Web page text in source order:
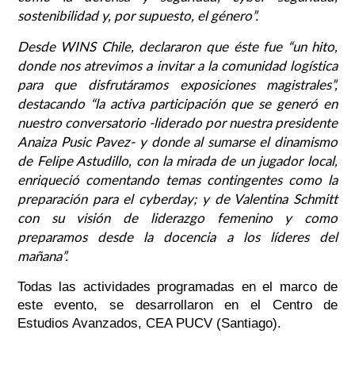
sostenibilidad y, por supuesto, el género”.
Desde WINS Chile, declararon que éste fue “un hito,
donde nos atrevimos a invitar a la comunidad logística
para que disfrutáramos exposiciones magistrales”,
destacando “la activa participación que se generó en
nuestro conversatorio -liderado por nuestra presidente
Anaiza Pusic Pavez- y donde al sumarse el dinamismo
de Felipe Astudillo, con la mirada de un jugador local,
enriqueció comentando temas contingentes como la
preparación para el cyberday; y de Valentina Schmitt
con su visión de liderazgo femenino y como
preparamos desde la docencia a los líderes del
mañana”.
Todas las actividades programadas en el marco de
este evento, se desarrollaron en el Centro de
Estudios Avanzados, CEA PUCV (Santiago).